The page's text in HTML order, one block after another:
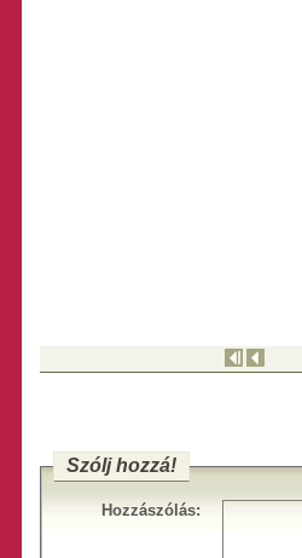
Szólj hozzá!
Hozzászólás: